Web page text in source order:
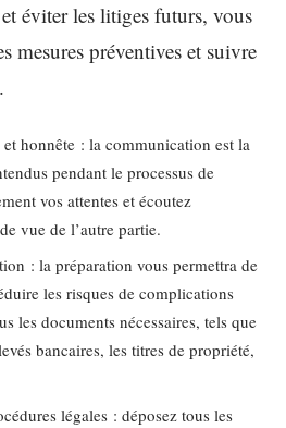
éviter les litiges futurs, vous
mesures préventives et suivre
honnête : la communication est la
pendant le processus de
vos attentes et écoutez
vue de l’autre partie.
: la préparation vous permettra de
les risques de complications
les documents nécessaires, tels que
bancaires, les titres de propriété,
légales : déposez tous les